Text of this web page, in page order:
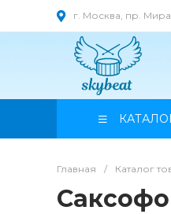
г. Москва, пр.
Главная / Каталог